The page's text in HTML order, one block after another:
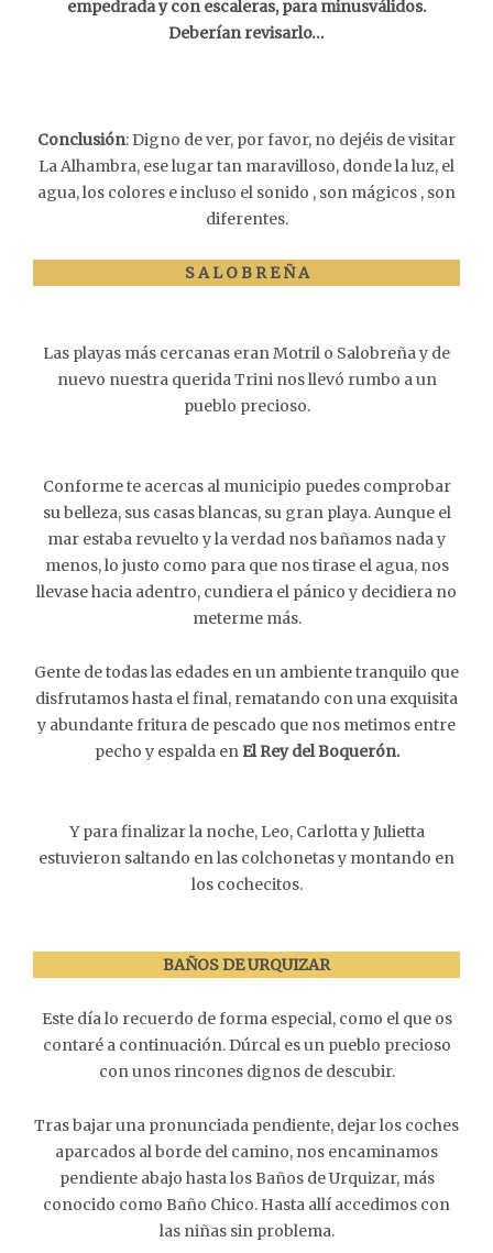
empedrada y con escaleras, para minusválidos.
Deberían revisarlo…
Conclusión: Digno de ver, por favor, no dejéis de visitar
La Alhambra, ese lugar tan maravilloso, donde la luz, el
agua, los colores e incluso el sonido , son mágicos , son
diferentes.
S A L O B R E Ñ A
Las playas más cercanas eran Motril o Salobreña y de
nuevo nuestra querida Trini nos llevó rumbo a un
pueblo precioso.
Conforme te acercas al municipio puedes comprobar
su belleza, sus casas blancas, su gran playa. Aunque el
mar estaba revuelto y la verdad nos bañamos nada y
menos, lo justo como para que nos tirase el agua, nos
llevase hacia adentro, cundiera el pánico y decidiera no
meterme más.
Gente de todas las edades en un ambiente tranquilo que
disfrutamos hasta el final, rematando con una exquisita
y abundante fritura de pescado que nos metimos entre
pecho y espalda enEl Rey del Boquerón.
Y para finalizar la noche, Leo, Carlotta y Julietta
estuvieron saltando en las colchonetas y montando en
los cochecitos.
BAÑOS DE URQUIZAR
Este día lo recuerdo de forma especial, como el que os
contaré a continuación. Dúrcal es un pueblo precioso
con unos rincones dignos de descubir.
Tras bajar una pronunciada pendiente, dejar los coches
aparcados al borde del camino, nos encaminamos
pendiente abajo hasta los Baños de Urquizar, más
conocido como Baño Chico. Hasta allí accedimos con
las niñas sin problema.